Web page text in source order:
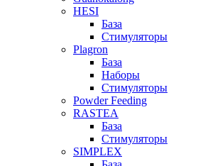
HESI
База
Стимуляторы
Plagron
База
Наборы
Стимуляторы
Powder Feeding
RASTEA
База
Стимуляторы
SIMPLEX